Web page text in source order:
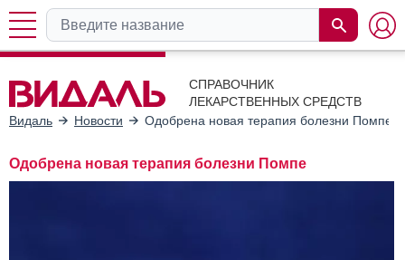
СПРАВОЧНИК
ЛЕКАРСТВЕННЫХ СРЕДСТВ
Видаль
Новости Одобрена новая терапия болезни Помпе
Одобрена новая терапия болезни Помпе